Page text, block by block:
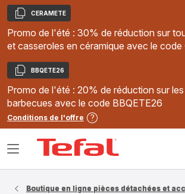
Copier
CERAMETE
Promo de l'été : 30% de réduction sur
et casseroles en céramique avec le code
Copier
BBQETE26
Promo de l'été : 20% de réduction sur
barbecues avec le code BBQETE26
Conditions de l'offre
Ouvrir
Boutique en ligne pièces détachées et